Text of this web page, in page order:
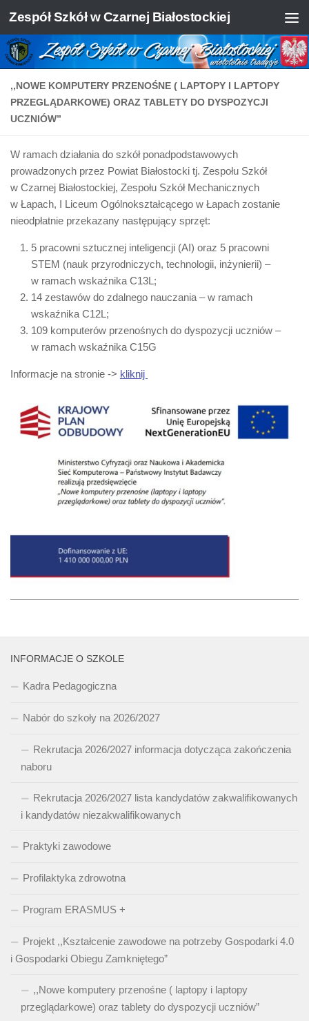
Skip to content
Zespół Szkół w Czarnej Białostockiej
,,NOWE KOMPUTERY PRZENOŚNE ( LAPTOPY I LAPTOPY
PRZEGLĄDARKOWE) ORAZ TABLETY DO DYSPOZYCJI
UCZNIÓW”
W ramach działania do szkół ponadpodstawowych
prowadzonych przez Powiat Białostocki tj. Zespołu Szkół
w Czarnej Białostockiej, Zespołu Szkół Mechanicznych
w Łapach, I Liceum Ogólnokształcącego w Łapach zostanie
nieodpłatnie przekazany następujący sprzęt:
5 pracowni sztucznej inteligencji (AI) oraz 5 pracowni
STEM (nauk przyrodniczych, technologii, inżynierii) –
w ramach wskaźnika C13L;
14 zestawów do zdalnego nauczania – w ramach
wskaźnika C12L;
109 komputerów przenośnych do dyspozycji uczniów –
w ramach wskaźnika C15G
Informacje na stronie -> kliknij
INFORMACJE O SZKOLE
Kadra Pedagogiczna
Nabór do szkoły na 2026/2027
Rekrutacja 2026/2027 informacja dotycząca zakończenia
naboru
Rekrutacja 2026/2027 lista kandydatów zakwalifikowanych
i kandydatów niezakwalifikowanych
Praktyki zawodowe
Profilaktyka zdrowotna
Program ERASMUS +
Projekt ,,Kształcenie zawodowe na potrzeby Gospodarki 4.0
i Gospodarki Obiegu Zamkniętego”
,,Nowe komputery przenośne ( laptopy i laptopy
przeglądarkowe) oraz tablety do dyspozycji uczniów”